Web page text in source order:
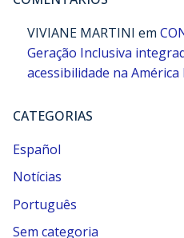
VIVIANE MARTINI em
Geração Inclusiva
acessibilidade na
CATEGORIAS
Español
Notícias
Português
Sem categoria